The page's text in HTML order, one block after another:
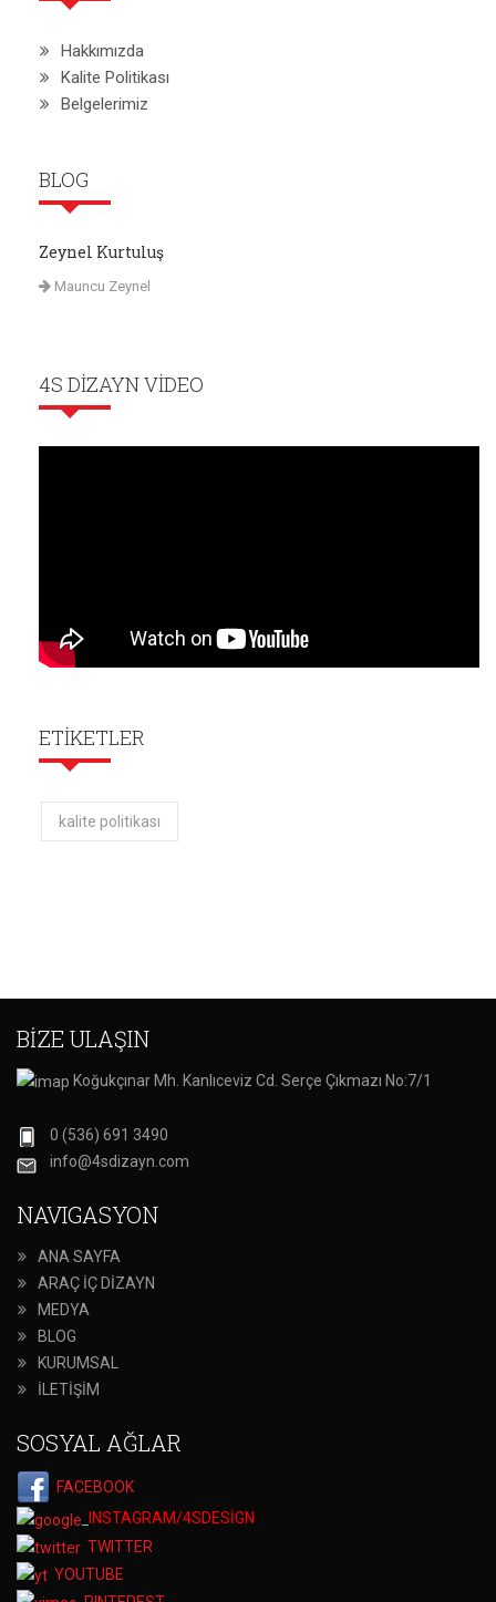
Hakkımızda
Kalite Politikası
Belgelerimiz
BLOG
Zeynel Kurtuluş
Mauncu Zeynel
4S DIZAYN VIDEO
ETİKETLER
kalite politikası
BİZE ULAŞIN
Koğukçınar Mh. Kanlıceviz Cd. Serçe Çıkmazı No:7/1
0 (536) 691 3490
info@4sdizayn.com
NAVIGASYON
ANA SAYFA
ARAÇ İÇ DİZAYN
MEDYA
BLOG
KURUMSAL
İLETİŞİM
SOSYAL AĞLAR
FACEBOOK
INSTAGRAM/4SDESİGN
TWITTER
YOUTUBE